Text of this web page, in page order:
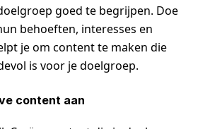
goed te begrijpen. Doe
behoeften, interesses en
je om content te maken die
is voor je doelgroep.
content aan